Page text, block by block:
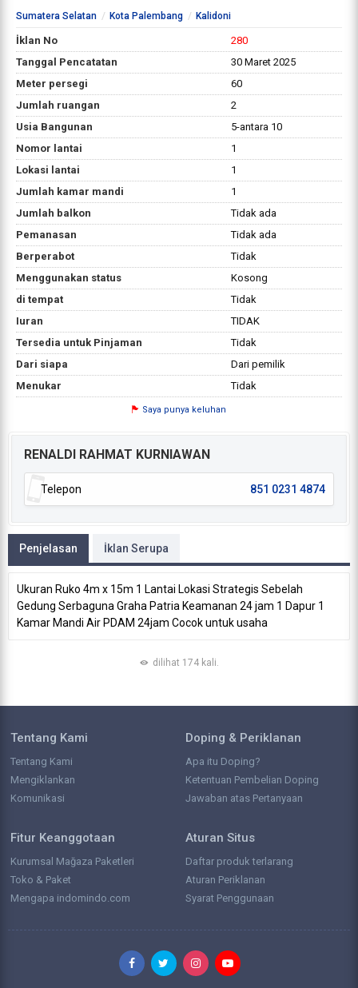
Sumatera Selatan Kota Palembang Kalidoni
İklan No
280
Tanggal Pencatatan
30 Maret 2025
Meter persegi
60
Jumlah ruangan
2
Usia Bangunan
5-antara 10
Nomor lantai
1
Lokasi lantai
1
Jumlah kamar mandi
1
Jumlah balkon
Tidak ada
Pemanasan
Tidak ada
Berperabot
Tidak
Menggunakan status
Kosong
di tempat
Tidak
Iuran
TIDAK
Tersedia untuk Pinjaman
Tidak
Dari siapa
Dari pemilik
Menukar
Tidak
Saya punya keluhan
RENALDI RAHMAT KURNIAWAN
Telepon 851 0231 4874
Penjelasan İklan Serupa
Ukuran Ruko 4m x 15m 1 Lantai Lokasi Strategis Sebelah
Gedung Serbaguna Graha Patria Keamanan 24 jam 1 Dapur 1
Kamar Mandi Air PDAM 24jam Cocok untuk usaha
dilihat 174 kali.
Tentang Kami
Tentang Kami
Mengiklankan
Komunikasi
Doping & Periklanan
Apa itu Doping?
Ketentuan Pembelian Doping
Jawaban atas Pertanyaan
Fitur Keanggotaan
Kurumsal Mağaza Paketleri
Toko & Paket
Mengapa indomindo.com
Aturan Situs
Daftar produk terlarang
Aturan Periklanan
Syarat Penggunaan